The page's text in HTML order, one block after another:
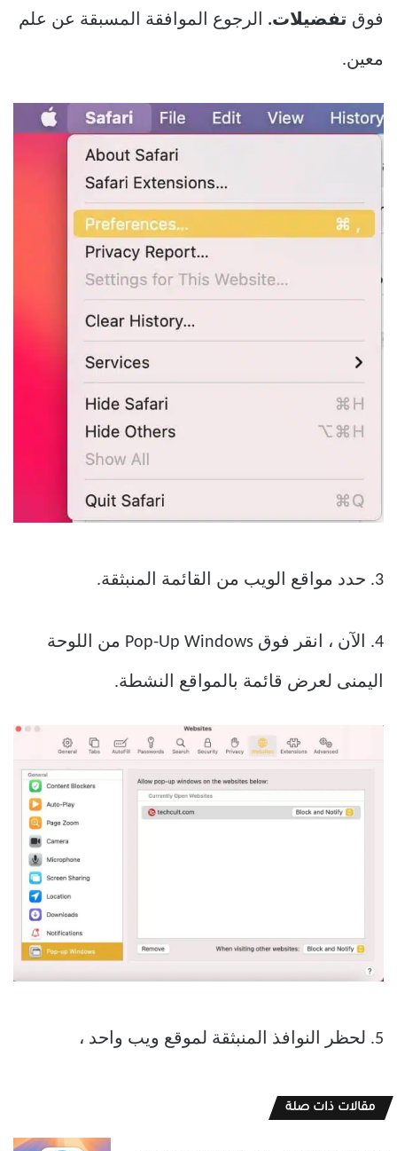
فوق تفضيلات. الرجوع الموافقة المسبقة عن علم
معين.
3. حدد مواقع الويب من القائمة المنبثقة.
4. الآن ، انقر فوق Pop-Up Windows من اللوحة
اليمنى لعرض قائمة بالمواقع النشطة.
5. لحظر النوافذ المنبثقة لموقع ويب واحد ،
مقالات ذات صلة